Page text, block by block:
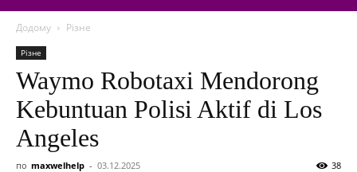
Додому Різне
Різне
Waymo Robotaxi Mendorong
Kebuntuan Polisi Aktif di Los
Angeles
по maxwelhelp - 03.12.2025 38